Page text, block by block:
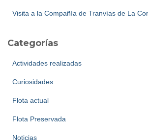
Visita a la Compañía de Tranvías de La
Categorías
Actividades realizadas
Curiosidades
Flota actual
Flota Preservada
Noticias